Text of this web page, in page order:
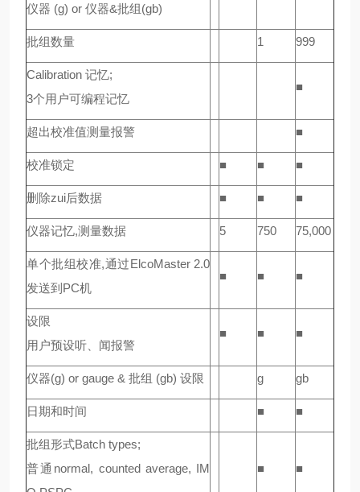
仪器 (g) or 仪器&批组(gb)
批组数量 1 999
Calibration 记忆;
3个用户可编程记忆
■
超出校准值测量报警 ■
校准锁定 ■ ■ ■
删除zui后数据 ■ ■ ■
仪器记忆,测量数据 5 750 75,000
单个批组校准,通过ElcoMaster 2.0
发送到PC机
■ ■ ■
设限
用户预设听、闻报警
■ ■ ■
仪器(g) or gauge & 批组 (gb) 设限 g gb
日期和时间 ■ ■
批组形式Batch types;
普通normal, counted average, IM
■ ■